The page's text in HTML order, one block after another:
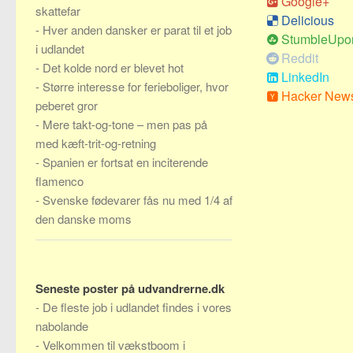
Delicious
Reddit
LinkedIn
Hacker
skattefar
- Hver anden dansker er parat til et job
i udlandet
- Det kolde nord er blevet hot
- Større interesse for ferieboliger, hvor
peberet gror
- Mere takt-og-tone – men pas på
med kæft-trit-og-retning
- Spanien er fortsat en inciterende
flamenco
- Svenske fødevarer fås nu med 1/4 af
den danske moms
Seneste poster på udvandrerne.dk
- De fleste job i udlandet findes i vores
nabolande
-Velkommen til vækstboom i